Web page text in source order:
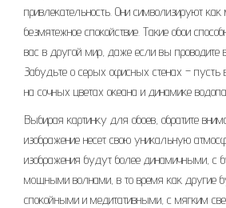
привлекательность. Они символизируют
безмятежное спокойствие. Такие обои
вас в другой мир, даже если вы проводите
Забудьте о серых офисных стенах –
на сочных цветах океана и динамике
Выбирая картинку для обоев, обратите
изображение несет свою уникальную
изображения будут более динамичными,
мощными волнами, в то время как другие
спокойными и медитативными, с мягким